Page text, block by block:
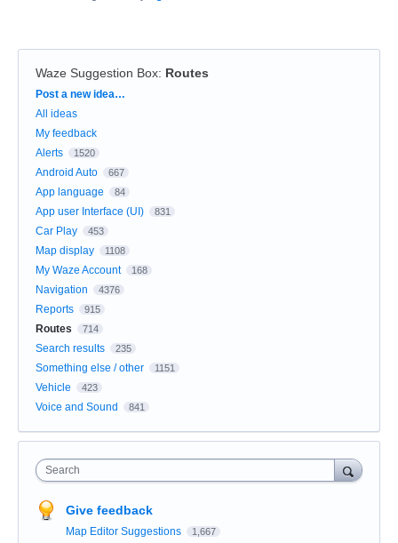
Waze Suggestion Box: Routes
Categories
Post a new idea…
All ideas
My feedback
Alerts
1520
Android Auto 667
App language 84
App user Interface (UI) 831
Car Play 453
Map display 1108
My Waze Account 168
Navigation 4376
Reports 915
Routes 714
Search results 235
Something else / other 1151
Vehicle 423
Voice and Sound 841
Search
Give feedback
Map Editor Suggestions 1,667